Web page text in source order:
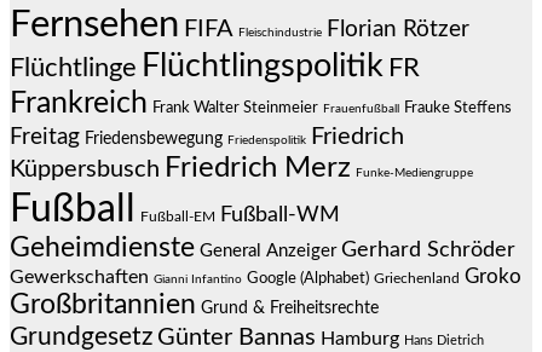
Fernsehen FIFA Fleischindustrie Florian Rötzer
Flüchtlinge Flüchtlingspolitik FR
Frankreich Frank Walter Steinmeier Frauenfußball Frauke Steffens
Freitag Friedensbewegung Friedenspolitik
Friedrich
Küppersbusch Friedrich Merz Funke-Mediengruppe
Fußball Fußball-EM Fußball-WM
Geheimdienste General Anzeiger Gerhard Schröder
Gewerkschaften Gianni Infantino Google (Alphabet) Griechenland Groko
Großbritannien Grund & Freiheitsrechte
Grundgesetz Günter Bannas Hamburg Hans Dietrich